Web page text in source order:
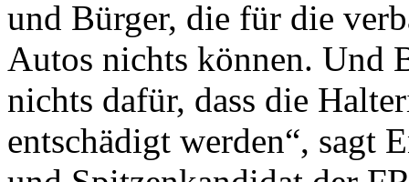
und Bürger, die für die
Autos nichts können. Und
nichts dafür, dass die
entschädigt werden“, sagt